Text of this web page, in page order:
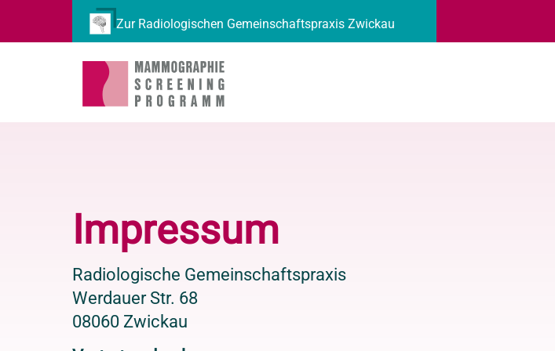
Zur Radiologischen Gemeinschaftspraxis Zwickau
Impressum
Radiologische Gemeinschaftspraxis
Werdauer Str. 68
08060 Zwickau